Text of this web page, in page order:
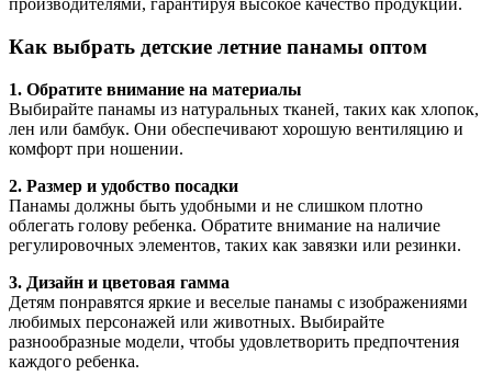
производителями, гарантируя высокое качество продукции.
Как выбрать детские летние панамы оптом
1. Обратите внимание на материалы
Выбирайте панамы из натуральных тканей, таких как хлопок,
лен или бамбук. Они обеспечивают хорошую вентиляцию и
комфорт при ношении.
2. Размер и удобство посадки
Панамы должны быть удобными и не слишком плотно
облегать голову ребенка. Обратите внимание на наличие
регулировочных элементов, таких как завязки или резинки.
3. Дизайн и цветовая гамма
Детям понравятся яркие и веселые панамы с изображениями
любимых персонажей или животных. Выбирайте
разнообразные модели, чтобы удовлетворить предпочтения
каждого ребенка.